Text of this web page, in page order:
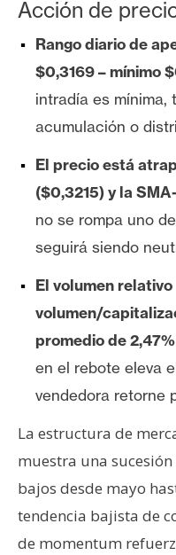
Acción de
Rango diario de
$0,3169 – mínimo
intradía es mínima,
acumulación o
El precio está
($0,3215) y la
no se rompa uno
seguirá siendo
El volumen
volumen/
promedio de 2,47%
en el rebote eleva
vendedora retorne
La estructura de
muestra una
bajos desde mayo
tendencia bajista de
de momentum